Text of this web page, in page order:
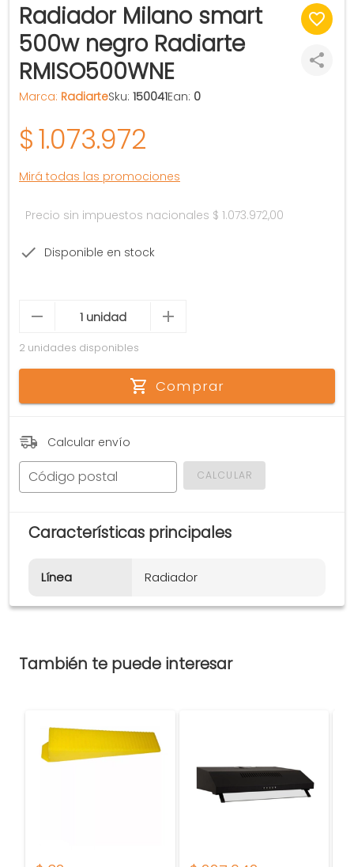
Radiador Milano smart
500w negro Radiarte
RMISO500WNE
Marca: RadiarteSku: 150041Ean: 0
$1.073.972
Mirá todas las promociones
Precio sin impuestos nacionales $ 1.073.972,00
Disponible en stock
2 unidades disponibles
Comprar
Calcular envío
Código postal CALCULAR
Características principales
Línea Radiador
También te puede interesar